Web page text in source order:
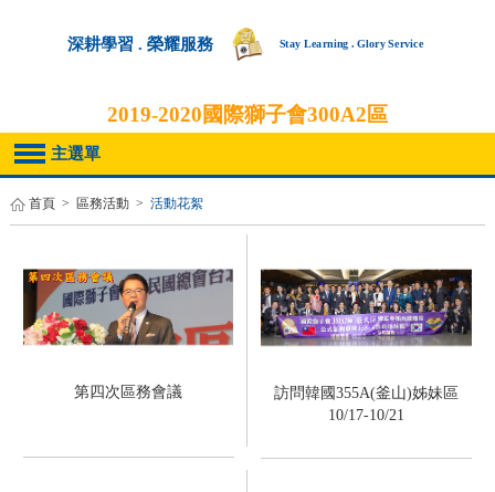
深耕學習 . 榮耀服務 Stay Learning . Glory Service
2019-2020國際獅子會300A2區
主選單
首頁 > 區務活動 > 活動花絮
第四次區務會議
訪問韓國355A(釜山)姊妹區
10/17-10/21